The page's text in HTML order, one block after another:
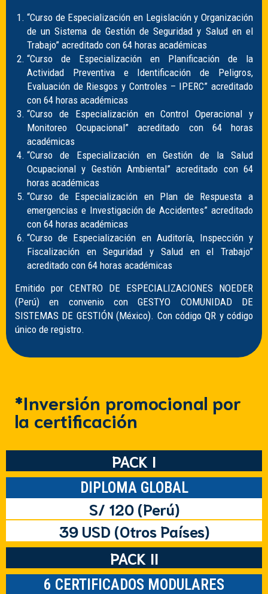
“Curso de Especialización en Legislación y Organización
de un Sistema de Gestión de Seguridad y Salud en el
Trabajo” acreditado con 64 horas académicas
“Curso de Especialización en Planificación de la
Actividad Preventiva e Identificación de Peligros,
Evaluación de Riesgos y Controles – IPERC” acreditado
con 64 horas académicas
“Curso de Especialización en Control Operacional y
Monitoreo Ocupacional” acreditado con 64 horas
académicas
“Curso de Especialización en Gestión de la Salud
Ocupacional y Gestión Ambiental” acreditado con 64
horas académicas
“Curso de Especialización en Plan de Respuesta a
emergencias e Investigación de Accidentes” acreditado
con 64 horas académicas
“Curso de Especialización en Auditoría, Inspección y
Fiscalización en Seguridad y Salud en el Trabajo”
acreditado con 64 horas académicas
Emitido por CENTRO DE ESPECIALIZACIONES NOEDER
(Perú) en convenio con GESTYO COMUNIDAD DE
SISTEMAS DE GESTIÓN (México). Con código QR y código
único de registro.
*Inversión promocional por
la certificación
PACK I
DIPLOMA GLOBAL
S/ 120 (Perú)
39 USD (Otros Países)
PACK II
6 CERTIFICADOS MODULARES